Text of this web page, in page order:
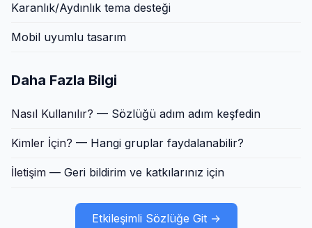
Karanlık/Aydınlık tema desteği
Mobil uyumlu tasarım
Daha Fazla Bilgi
Nasıl Kullanılır? — Sözlüğü adım adım keşfedin
Kimler İçin? — Hangi gruplar faydalanabilir?
İletişim — Geri bildirim ve katkılarınız için
Etkileşimli Sözlüğe Git →